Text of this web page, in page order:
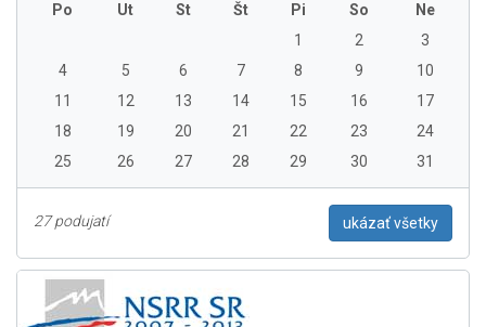
Po Ut St Št Pi So
Ne
1
2
3
4
5 6 7 8 9
10
11
12 13 14 15 16
17
18
19 20 21 22 23
24
25
26 27 28 29 30 31
27 podujatí ukázať všetky